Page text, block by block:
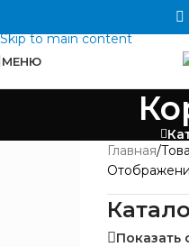
Skip to main content
МЕНЮ
Главная/
Показать